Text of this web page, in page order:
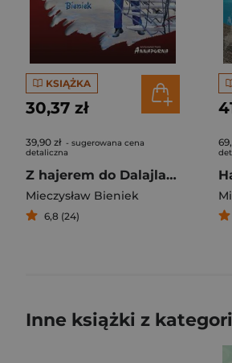
KSIĄŻKA
30,37 zł
39,90 zł - sugerowana cena
detaliczna
Z hajerem do Dalajlamy
Mieczysław Bieniek
6,8 (24)
Inne książki z